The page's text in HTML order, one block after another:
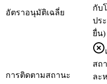
อัตราอนุมัติเฉลี่ย
กับ
ปร
ยื่น)
การติดตามสถานะ
สถ
ละ